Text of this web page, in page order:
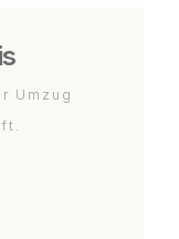
Umzug